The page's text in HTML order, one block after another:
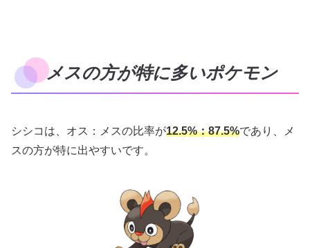
メスの方が特に多いポケモン
シシコは、オス：メスの比率が12.5%：87.5%であり、メ
スの方が特に出やすいです。